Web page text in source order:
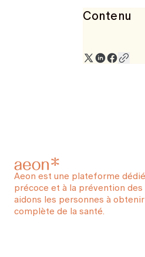
Contenu
Aeon est une plateforme
précoce et à la prévention des
aidons les personnes à
complète de la santé.